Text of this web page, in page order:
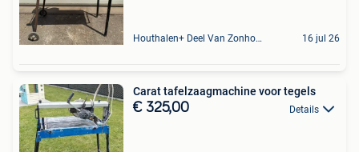
Houthalen+ Deel Van Zonhoven En Zolder 16 jul 26
Carat tafelzaagmachine voor tegels
€ 325,00 Details